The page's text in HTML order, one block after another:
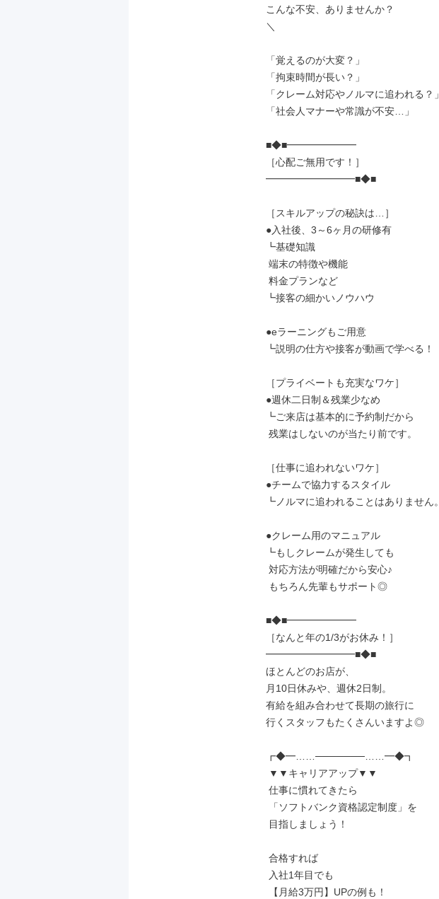
こんな不安、ありませんか？
＼
「覚えるのが大変？」
「拘束時間が長い？」
「クレーム対応やノルマに追われる？」
「社会人マナーや常識が不安…」
■◆■━━━━━━━
［心配ご無用です！］
━━━━━━━━━■◆■
［スキルアップの秘訣は…］
●入社後、3～6ヶ月の研修有
┗基礎知識
┗接客の細かいノウハウ
●eラーニングもご用意
┗説明の仕方や接客が動画で学べる！
［プライベートも充実なワケ］
●週休二日制＆残業少なめ
┗ご来店は基本的に予約制だから
［仕事に追われないワケ］
●チームで協力するスタイル
┗ノルマに追われることはありません。
●クレーム用のマニュアル
┗もしクレームが発生しても
■◆■━━━━━━━
［なんと年の1/3がお休み！］
━━━━━━━━━■◆■
ほとんどのお店が、
月10日休みや、週休2日制。
有給を組み合わせて長期の旅行に
行くスタッフもたくさんいますよ◎
┏◆━……───────……━◆┓